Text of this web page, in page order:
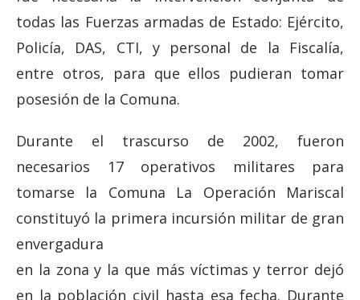
todas las Fuerzas armadas de Estado: Ejército,
Policía, DAS, CTI, y personal de la Fiscalía,
entre otros, para que ellos pudieran tomar
posesión de la Comuna.
Durante el trascurso de 2002, fueron
necesarios 17 operativos militares para
tomarse la Comuna La Operación Mariscal
constituyó la primera incursión militar de gran
envergadura
en la zona y la que más víctimas y terror dejó
en la población civil hasta esa fecha. Durante